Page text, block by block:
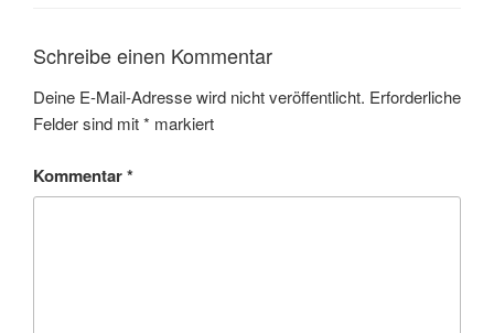
Schreibe einen Kommentar
Deine E-Mail-Adresse wird nicht veröffentlicht. Erforderliche
Felder sind mit* markiert
Kommentar*